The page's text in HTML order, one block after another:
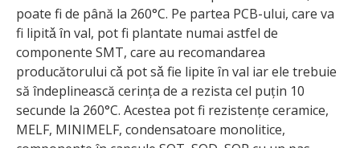
poate fi de până la 260°C. Pe partea PCB-ului, care va
fi lipitǎ ȋn val, pot fi plantate numai astfel de
componente SMT, care au recomandarea
producătorului cǎ pot sǎ fie lipite ȋn val iar ele trebuie
să îndeplinească cerința de a rezista cel puțin 10
secunde la 260°C. Acestea pot fi rezistențe ceramice,
MELF, MINIMELF, condensatoare monolitice,